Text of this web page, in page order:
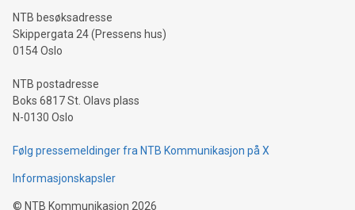
NTB besøksadresse
Skippergata 24 (Pressens hus)
0154 Oslo
NTB postadresse
Boks 6817 St. Olavs plass
N-0130 Oslo
Følg pressemeldinger fra NTB Kommunikasjon på X
Informasjonskapsler
© NTB Kommunikasjon 2026